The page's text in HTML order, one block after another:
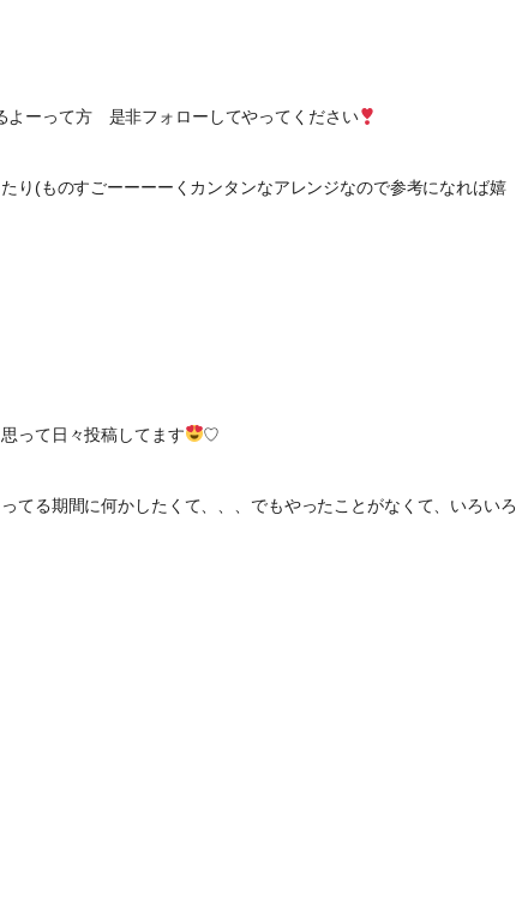
ーって方 是非フォローしてやってください
り(ものすごーーーーくカンタンなアレンジなので参考になれば嬉
って日々投稿してます ♡
てる期間に何かしたくて、、、でもやったことがなくて、いろいろ